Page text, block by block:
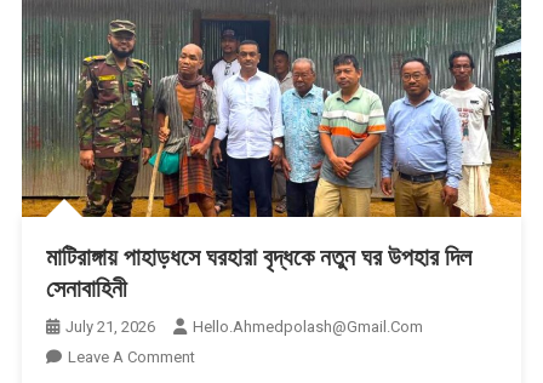
মাটিরাঙ্গায় পাহাড়ধসে ঘরহারা বৃদ্ধকে নতুন ঘর উপহার দিল
সেনাবাহিনী
July 21, 2026
Hello.ahmedpolash@gmail.com
Leave A CommentOn